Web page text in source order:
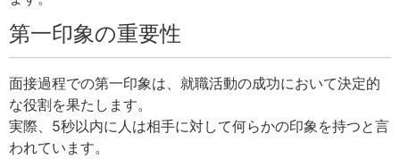
第一印象の重要性
面接過程での第一印象は、就職活動の成功において決定的
な役割を果たします。
実際、5秒以内に人は相手に対して何らかの印象を持つと言
われています。